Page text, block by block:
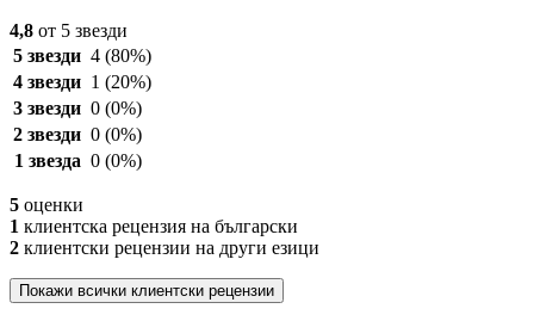
4,8 от 5 звезди
5 звезди 4 (80%)
4 звезди 1 (20%)
3 звезди 0 (0%)
2 звезди 0 (0%)
1 звезда 0 (0%)
5 оценки
1 клиентска рецензия на български
2 клиентски рецензии на други езици
Покажи всички клиентски рецензии